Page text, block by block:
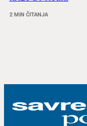
2 MIN ČITANJA